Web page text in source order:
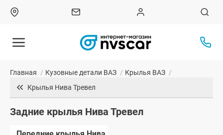
Главная / Кузовные детали ВАЗ / Крылья ВАЗ /
Крылья Нива Тревел
Задние крылья Нива Тревел